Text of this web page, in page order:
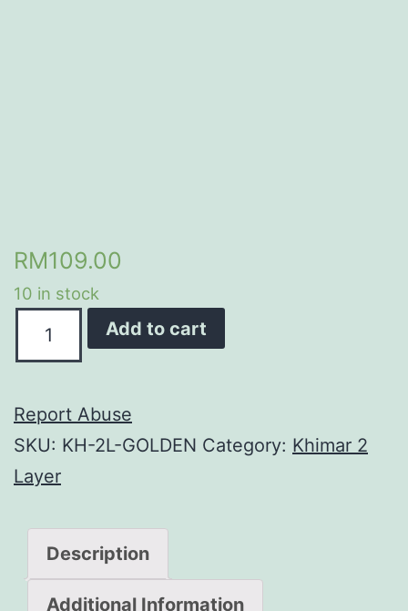
RM109.00
10 in stock
Add to cart
Report Abuse
SKU: KH-2L-GOLDEN Category: Khimar 2
Layer
Description
Additional Information